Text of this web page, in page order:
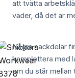
att tvätta
väder, då det är
Några nackdelar
komplettera med
om du står mellan